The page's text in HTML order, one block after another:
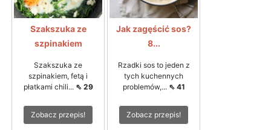
Szakszuka ze
szpinakiem
Szakszuka ze
szpinakiem, fetą i
płatkami chili... ⇖ 29
Zobacz przepis!
Jak zagęścić sos?
8...
Rzadki sos to jeden z
tych kuchennych
problemów,... ⇖ 41
Zobacz przepis!